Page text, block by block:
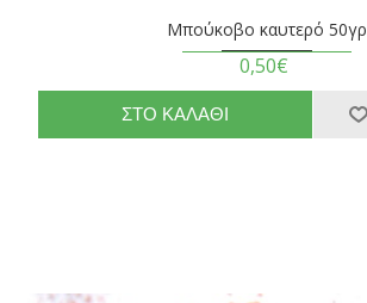
Μπούκοβο καυτερό 50γρ
0,50€